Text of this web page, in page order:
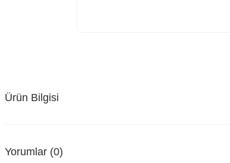
Ürün Bilgisi
Yorumlar (0)